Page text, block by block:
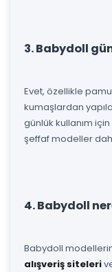
3. Babydoll
Evet, özellikle
kumaşlardan
günlük kullanım
şeffaf modeller
4. Babydoll
Babydoll
alışveriş siteleri